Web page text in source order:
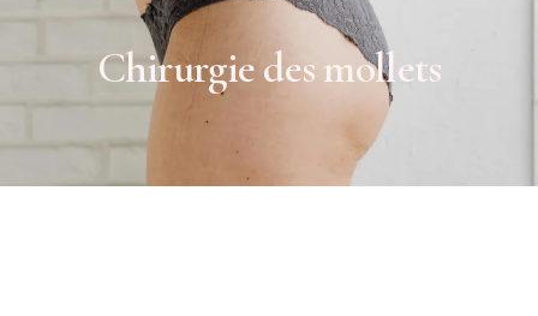
Chirurgie des mollets